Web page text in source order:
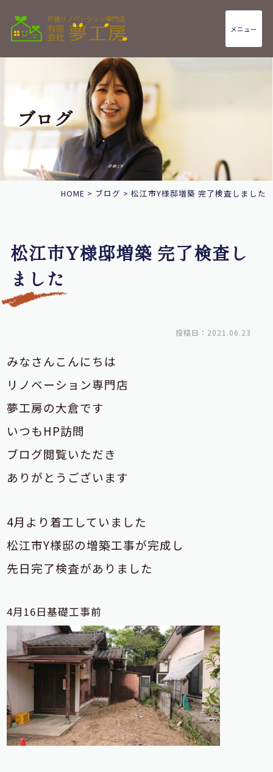
メニュー
ブログ
HOME > ブログ > 松江市Y様邸増築 完了検査しました
松江市Y様邸増築 完了検査し
ました
投稿日：2021.06.23
みなさんこんにちは
リノベーション専門店
夢工房の大倉です
いつもHP訪問
ブログ閲覧いただき
ありがとうございます
4月より着工していました
松江市Y様邸の増築工事が完成し
先日完了検査がありました
4月16日基礎工事前